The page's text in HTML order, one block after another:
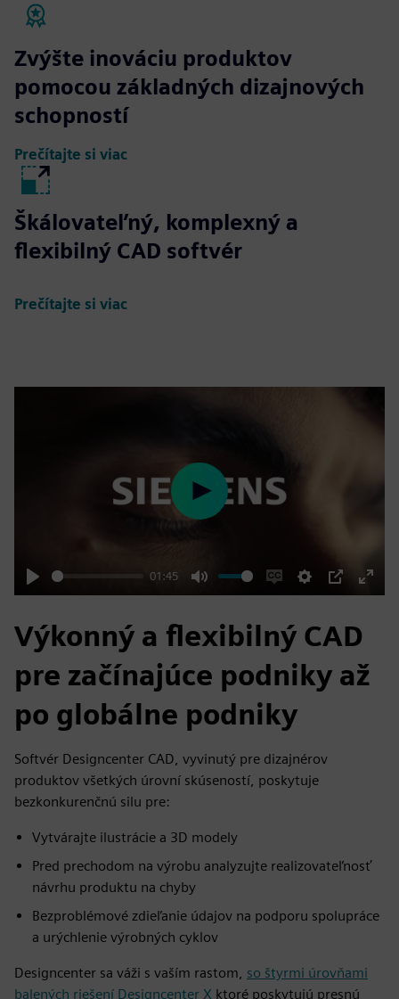
Zvýšte inováciu produktov
pomocou základných dizajnových
schopností
Prečítajte si viac
Škálovateľný, komplexný a
flexibilný CAD softvér
Prečítajte si viac
Play
01:45
Mute
EnableSettings
PIP
Enter
Play
Výkonný a flexibilný CAD
pre začínajúce podniky až
po globálne podniky
Softvér Designcenter CAD, vyvinutý pre dizajnérov
produktov všetkých úrovní skúseností, poskytuje
bezkonkurenčnú silu pre:
Vytvárajte ilustrácie a 3D modely
Pred prechodom na výrobu analyzujte realizovateľnosť
návrhu produktu na chyby
Bezproblémové zdieľanie údajov na podporu spolupráce
a urýchlenie výrobných cyklov
Designcenter sa váži s vaším rastom, so štyrmi úrovňami
balených riešení Designcenter X ktoré poskytujú presnú